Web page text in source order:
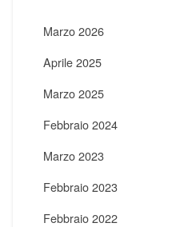
Marzo 2026
Aprile 2025
Marzo 2025
Febbraio 2024
Marzo 2023
Febbraio 2023
Febbraio 2022